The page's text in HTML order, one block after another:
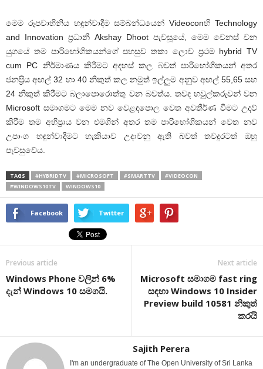
මෙම රූපවාහිනිය හඳුන්වාදීම සම්බන්ධයෙන් Videoconහි Technology
and Innovation ප්‍රධානී Akshay Dhoot පැවසූයේ, මෙම වෙනස් වන
යුගයේ තම පාරිභෝගිකයන්ගේ පහසුව තකා ලොව ප්‍රථම hybrid TV
cum PC නිර්මාණය කිරීමට අදහස් කල බවත් පාරිභෝගිකයන් අතර
ජනප්‍රිය අඟල් 32 හා 40 නිකුත් කල නමුත් ඉල්ලුම අනුව අඟල් 55,65 සහ
24 නිකුත් කිරීමට බලාපොරොත්තු වන බවත්ය. තවද හවුල්කරුවන් වන
Microsoft සමාගමට මෙම නව වෙළඳපොල වෙත අවතීර්ණ වීමට උදව්
කිරීම තම අභිප්‍රාය වන එමගින් අතර තම පාරිභෝගිකයන් වෙත නව
උපාංග හඳුන්වාදීමට හැකියාව උදාවනු ඇති බවත් තවදුරටත් ඔහු
පැවසුවේය.
TAGS #HYBRIDTV #MICROSOFT #SMARTTV
#VIDEOCON
#WINDOWS10TV
WINDOWS10
Facebook Twitter
Previous article
Windows Phone වලින් 6%
දැන් Windows 10 සමගයි.
Next article
Microsoft සමාගම fast ring
සඳහා Windows 10 Insider
Preview build 10581 නිකුත්
කරයි
Sajith Perera
I'm an undergraduate of The Open University of Sri Lanka